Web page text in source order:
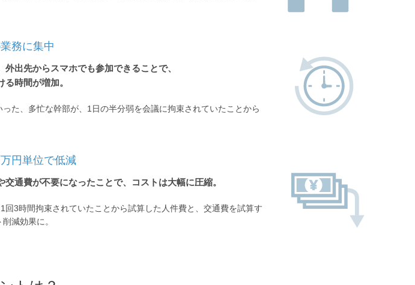
務に集中
出先からスマホでも参加できることで、
時間が増加。
た、多忙な幹部が、1日の半分弱を会議に拘束されていたことから
円単位で低減
通費が不要になったことで、コストは大幅に圧縮。
3時間拘束されていたことから試算した人件費と、交通費を試算す
減効果に。